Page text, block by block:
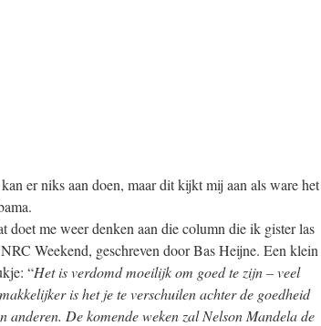
er niks aan doen, maar dit kijkt mij aan als ware het
doet me weer denken aan die column die ik gister las
Weekend, geschreven door Bas Heijne. Een klein
“Het is verdomd moeilijk om goed te zijn – veel
is het je te verschuilen achter de goedheid
anderen. De komende weken zal Nelson Mandela de